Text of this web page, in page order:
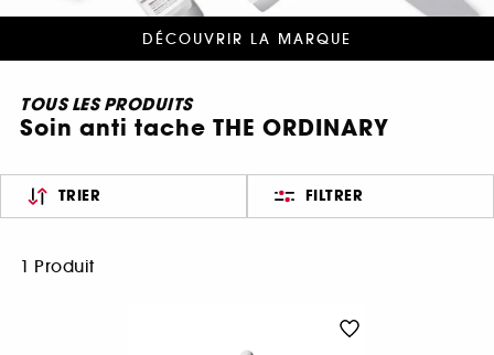
DÉCOUVRIR LA MARQUE
TOUS LES PRODUITS
Soin anti tache THE ORDINARY
TRIER FILTRER
1 Produit